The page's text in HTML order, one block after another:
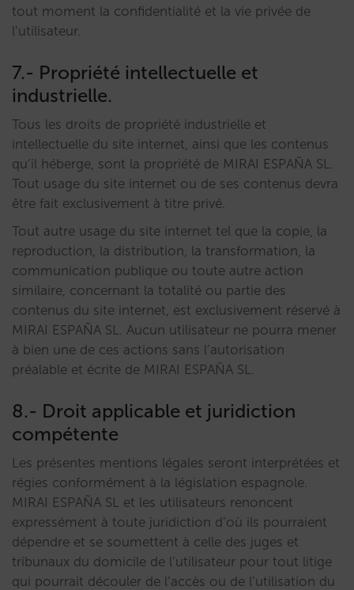
tout moment la confidentialité et la vie privée de
l’utilisateur.
7.- Propriété intellectuelle et
industrielle.
Tous les droits de propriété industrielle et
intellectuelle du site internet, ainsi que les contenus
qu’il héberge, sont la propriété de MIRAI ESPAÑA SL.
Tout usage du site internet ou de ses contenus devra
être fait exclusivement à titre privé.
Tout autre usage du site internet tel que la copie, la
reproduction, la distribution, la transformation, la
communication publique ou toute autre action
similaire, concernant la totalité ou partie des
contenus du site internet, est exclusivement réservé à
MIRAI ESPAÑA SL. Aucun utilisateur ne pourra mener
à bien une de ces actions sans l’autorisation
préalable et écrite de MIRAI ESPAÑA SL.
8.- Droit applicable et juridiction
compétente
Les présentes mentions légales seront interprétées et
régies conformément à la législation espagnole.
MIRAI ESPAÑA SL et les utilisateurs renoncent
expressément à toute juridiction d’où ils pourraient
dépendre et se soumettent à celle des juges et
tribunaux du domicile de l’utilisateur pour tout litige
qui pourrait découler de l’accès ou de l’utilisation du